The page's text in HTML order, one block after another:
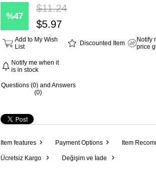
47
$11.24
$5.97
Add to My Wish
List
Discounted Item
Notify
price
Notify me when it
is in stock
Questions (0) and Answers
(0)
Item features Payment Options Item
Ücretsiz Kargo Değişim ve İade